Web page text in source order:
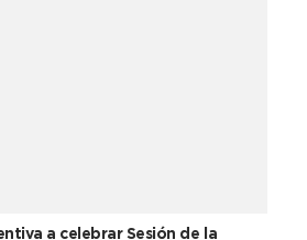
a celebrar Sesión de la